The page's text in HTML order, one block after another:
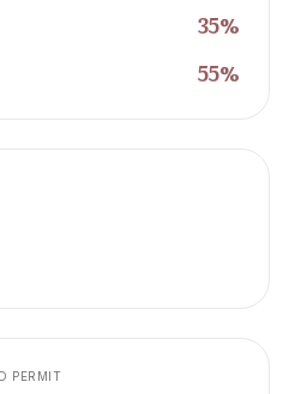
35%
55%
PERMIT